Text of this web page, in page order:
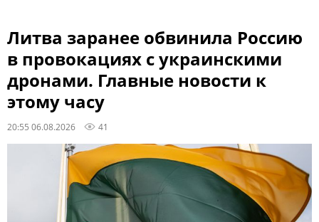
Литва заранее обвинила Россию
в провокациях с украинскими
дронами. Главные новости к
этому часу
20:55 06.08.2026 41